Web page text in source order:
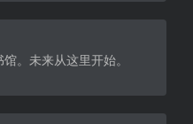
。未来从这里开始。